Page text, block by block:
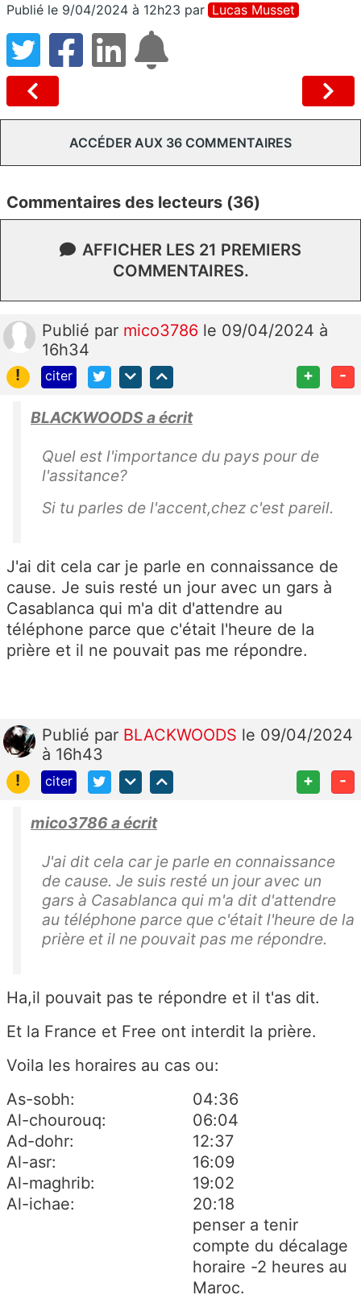
Publié le 9/04/2024 à 12h23 par Lucas Musset
ACCÉDER AUX 36 COMMENTAIRES
Commentaires des lecteurs (36)
AFFICHER LES 21 PREMIERS
COMMENTAIRES.
Publié par mico3786 le 09/04/2024 à
16h34
!
citer + -
BLACKWOODS a écrit
Quel est l'importance du pays pour de
l'assitance?
Si tu parles de l'accent,chez c'est pareil.
J'ai dit cela car je parle en connaissance de
cause. Je suis resté un jour avec un gars à
Casablanca qui m'a dit d'attendre au
téléphone parce que c'était l'heure de la
prière et il ne pouvait pas me répondre.
Publié par BLACKWOODS le 09/04/2024
à 16h43
!
citer + -
mico3786 a écrit
J'ai dit cela car je parle en connaissance
de cause. Je suis resté un jour avec un
gars à Casablanca qui m'a dit d'attendre
au téléphone parce que c'était l'heure de la
prière et il ne pouvait pas me répondre.
Ha,il pouvait pas te répondre et il t'as dit.
Et la France et Free ont interdit la prière.
Voila les horaires au cas ou:
As-sobh:
04:36
Al-chourouq:
06:04
Ad-dohr:
12:37
Al-asr:
16:09
Al-maghrib:
19:02
Al-ichae:
20:18
penser a tenir
compte du décalage
horaire -2 heures au
Maroc.